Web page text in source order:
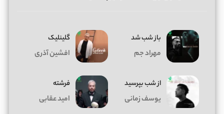
باز شب شد
مهراد جم
گلینلیک
افشین آذری
از شب بپرسید
یوسف زمانی
فرشته
امید عقابی